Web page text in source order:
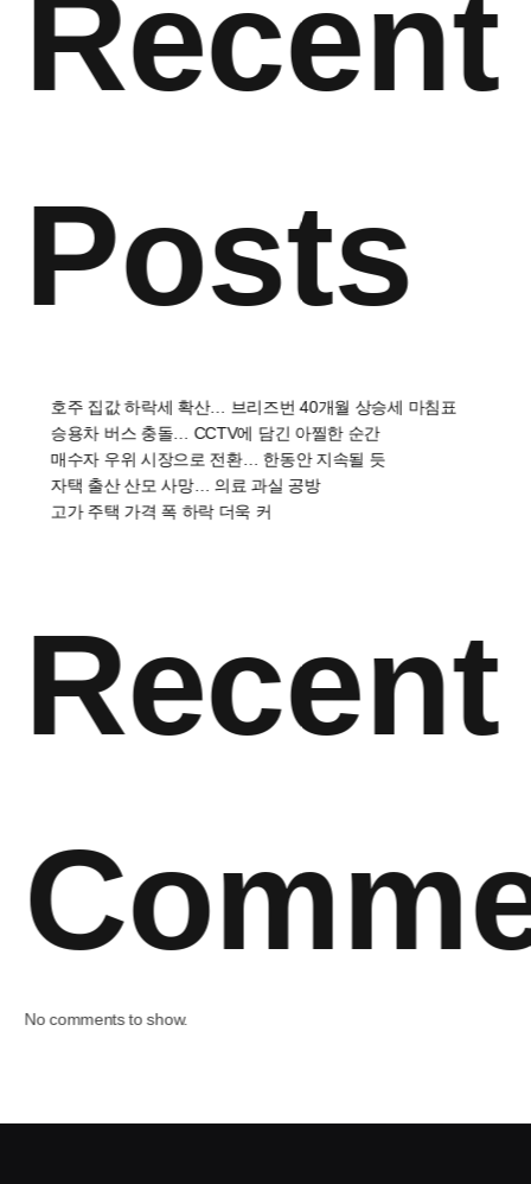
Recent
Posts
호주 집값 하락세 확산… 브리즈번 40개월 상승세 마침표
승용차 버스 충돌… CCTV에 담긴 아찔한 순간
매수자 우위 시장으로 전환… 한동안 지속될 듯
자택 출산 산모 사망… 의료 과실 공방
고가 주택 가격 폭 하락 더욱 커
Recent
No comments to show.